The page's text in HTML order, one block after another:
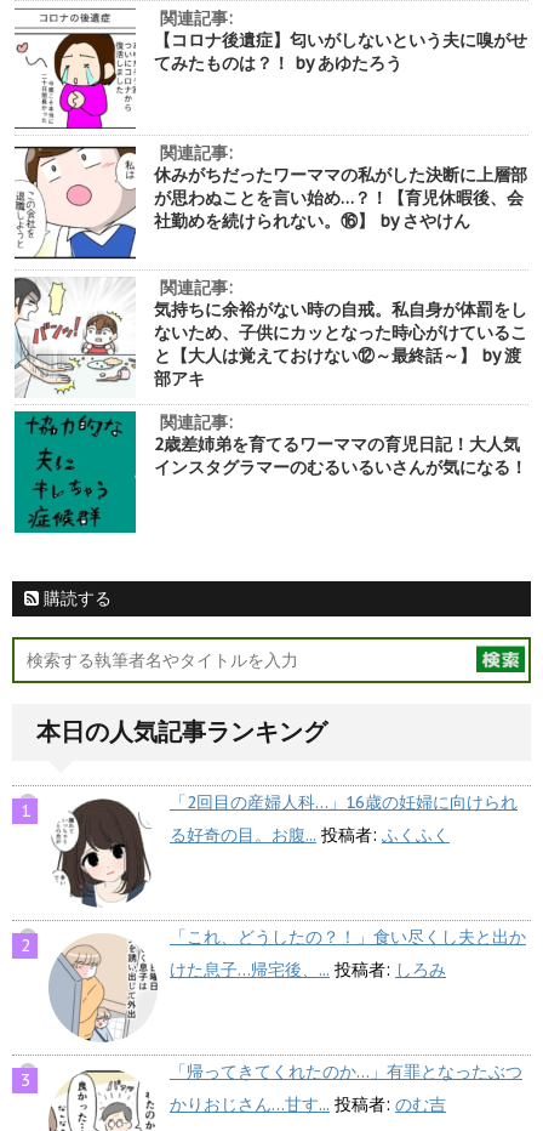
関連記事:
【コロナ後遺症】匂いがしないという夫に嗅がせ
てみたものは？！ by あゆたろう
関連記事:
休みがちだったワーママの私がした決断に上層部
が思わぬことを言い始め…？！【育児休暇後、会
社勤めを続けられない。⑯】 by さやけん
関連記事:
気持ちに余裕がない時の自戒。私自身が体罰をし
ないため、子供にカッとなった時心がけているこ
と【大人は覚えておけない⑫～最終話～】 by 渡
部アキ
関連記事:
2歳差姉弟を育てるワーママの育児日記！大人気
インスタグラマーのむるいるいさんが気になる！
購読する
本日の人気記事ランキング
「2回目の産婦人科…」16歳の妊婦に向けられ
る好奇の目。お腹... 投稿者: ふくふく
「これ、どうしたの？！」食い尽くし夫と出か
けた息子…帰宅後、... 投稿者: しろみ
「帰ってきてくれたのか…」有罪となったぶつ
かりおじさん…甘す... 投稿者: のむ吉